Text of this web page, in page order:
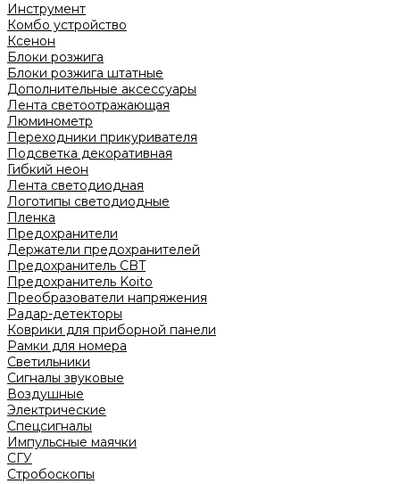
Инструмент
Комбо устройство
Ксенон
Блоки розжига
Блоки розжига штатные
Дополнительные аксессуары
Лента светоотражающая
Люминометр
Переходники прикуривателя
Подсветка декоративная
Гибкий неон
Лента светодиодная
Логотипы светодиодные
Пленка
Предохранители
Держатели предохранителей
Предохранитель CBT
Предохранитель Koito
Преобразователи напряжения
Радар-детекторы
Коврики для приборной панели
Рамки для номера
Светильники
Сигналы звуковые
Воздушные
Электрические
Спецсигналы
Импульсные маячки
СГУ
Стробоскопы